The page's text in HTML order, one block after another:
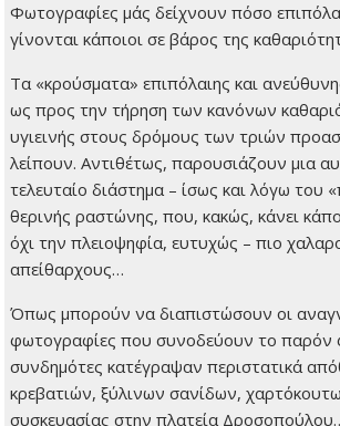
Φωτογραφίες μάς δείχνουν πόσο
γίνονται κάποιοι σε βάρος της
Τα «κρούσματα» επιπόλαιης και
ως προς την τήρηση των κανόνων
υγιεινής στους δρόμους των τριών
λείπουν. Αντιθέτως, παρουσιάζουν μια
τελευταίο διάστημα – ίσως και λόγω του
θερινής ραστώνης, που, κακώς, κάνει
όχι την πλειοψηφία, ευτυχώς – πιο
απείθαρχους…
Όπως μπορούν να διαπιστώσουν οι
φωτογραφίες που συνοδεύουν το παρόν
συνδημότες κατέγραψαν περιστατικά
κρεβατιών, ξύλινων σανίδων,
συσκευασίας στην πλατεία